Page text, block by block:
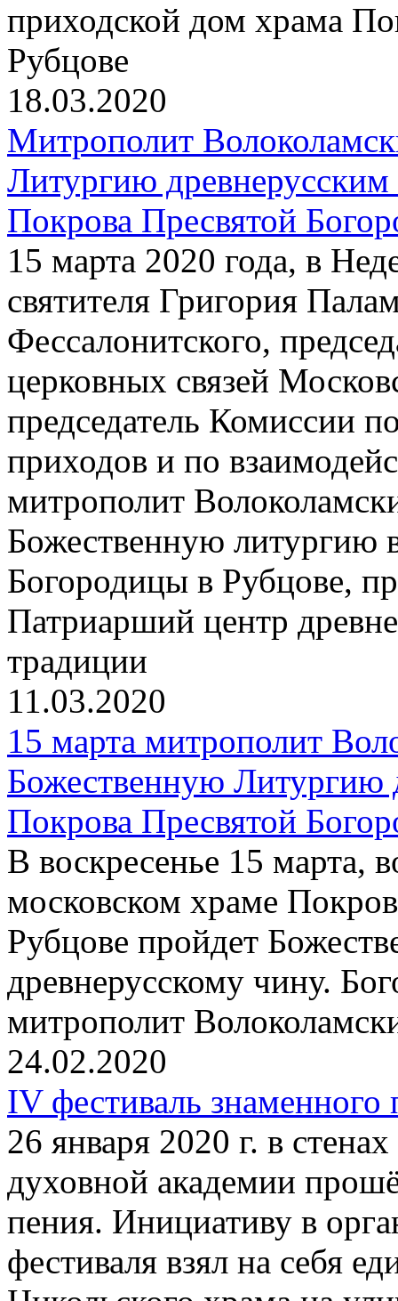
приходской дом храма
Рубцове
18.03.2020
Митрополит
Литургию
Покрова Пресвятой
15 марта 2020 года, в
святителя Григория
Фессалонитского,
церковных связей
председатель Комиссии
приходов и по
митрополит
Божественную литургию
Богородицы в Рубцове,
Патриарший центр
традиции
11.03.2020
15 марта митрополит
Божественную Литургию
Покрова Пресвятой
В воскресенье 15 марта,
московском храме
Рубцове пройдет
древнерусскому чину.
митрополит
24.02.2020
IV фестиваль
26 января 2020 г. в
духовной академии
пения. Инициативу в
фестиваля взял на себя